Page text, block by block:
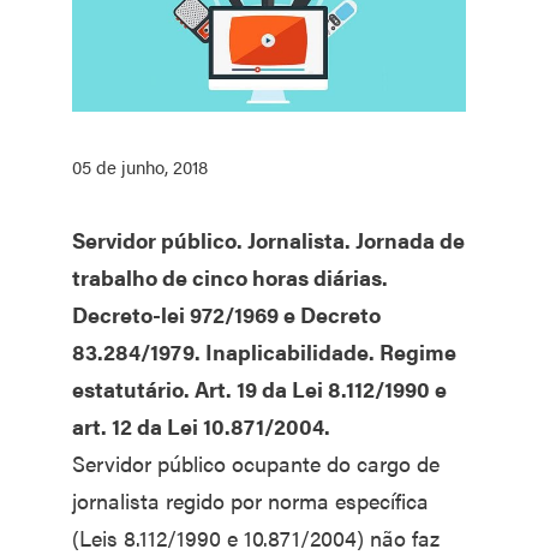
05 de junho, 2018
Servidor público. Jornalista. Jornada de
trabalho de cinco horas diárias.
Decreto-lei 972/1969 e Decreto
83.284/1979. Inaplicabilidade. Regime
estatutário. Art. 19 da Lei 8.112/1990 e
art. 12 da Lei 10.871/2004.
Servidor público ocupante do cargo de
jornalista regido por norma específica
(Leis 8.112/1990 e 10.871/2004) não faz